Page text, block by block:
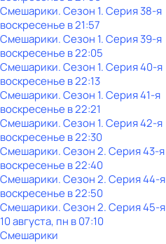
Смешарики. Сезон 1. Серия 38-я
воскресенье в21:57
Смешарики. Сезон 1. Серия 39-я
воскресенье в22:05
Смешарики. Сезон 1. Серия 40-я
воскресенье в22:13
Смешарики. Сезон 1. Серия 41-я
воскресенье в22:21
Смешарики. Сезон 1. Серия 42-я
воскресенье в22:30
Смешарики. Сезон 2. Серия 43-я
воскресенье в22:40
Смешарики. Сезон 2. Серия 44-я
воскресенье в22:50
Смешарики. Сезон 2. Серия 45-я
10 августа, пн в 07:10
Смешарики